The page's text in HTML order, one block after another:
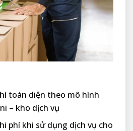
toàn diện theo mô hình
– kho dịch vụ
phí khi sử dụng dịch vụ cho